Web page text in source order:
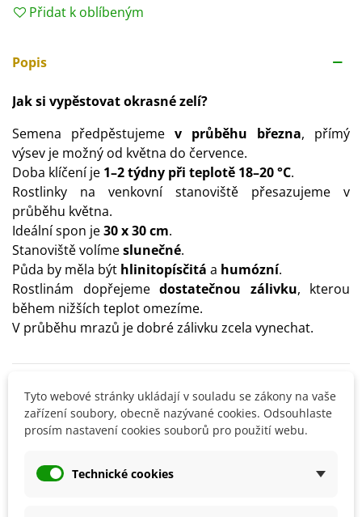
Přidat k oblíbeným
Popis
Jak si vypěstovat okrasné zelí?
Semena předpěstujeme v průběhu března, přímý
výsev je možný od května do července.
Doba klíčení je 1–2 týdny při teplotě 18–20 °C.
Rostlinky na venkovní stanoviště přesazujeme v
průběhu května.
Ideální spon je30 x 30 cm.
Stanoviště volímeslunečné.
Půda by měla být hlinitopísčitá a humózní.
Rostlinám dopřejeme dostatečnou zálivku, kterou
během nižších teplot omezíme.
V průběhu mrazů je dobré zálivku zcela vynechat.
SOUVISEJÍCÍ PRODUKTY
Tyto webové stránky ukládají v souladu se zákony na vaše
zařízení soubory, obecně nazývané cookies. Odsouhlaste
prosím nastavení cookies souborů pro použití webu.
Technické cookies